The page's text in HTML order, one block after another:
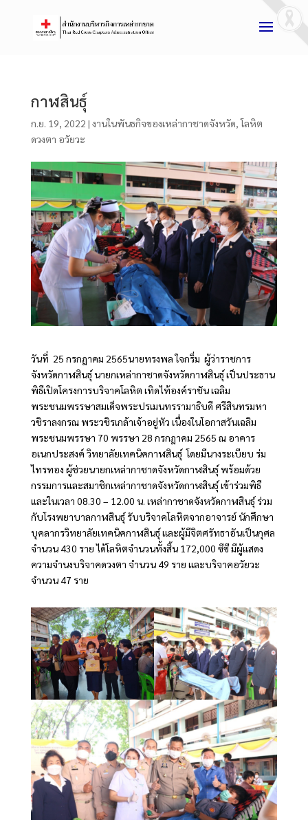
กาฬสินธุ์
ก.ย. 19, 2022 | งานในพันธกิจของเหล่ากาชาดจังหวัด,โลหิต
ดวงตา อวัยวะ
วันที่ 25 กรกฎาคม 2565นายทรงพล ใจกริ่ม ผู้ว่าราชการ
จังหวัดกาฬสินธ์ุ นายกเหล่ากาชาดจังหวัดกาฬสินธุ์ เป็นประธาน
พิธีเปิดโครงการบริจาคโลหิต เทิดไท้องค์ราชัน เฉลิม
พระชนมพรรษาสมเด็จพระปรเมนทรรามาธิบดี ศรีสินทรมหา
วชิราลงกรณ พระวชิรเกล้าเจ้าอยู่หัว เนื่องในโอกาสวันเฉลิม
พระชนมพรรษา 70 พรรษา 28 กรกฎาคม 2565 ณ อาคาร
อเนกประสงค์ วิทยาลัยเทคนิคกาฬสินธ์ุ โดยมีนางระเบียบ ร่ม
ไทรทอง ผู้ช่วยนายกเหล่ากาชาดจังหวัดกาฬสินธ์ุ พร้อมด้วย
กรรมการและสมาชิกเหล่ากาชาดจังหวัดกาฬสินธ์ุ เข้าร่วมพิธี
และในเวลา 08.30 – 12.00 น. เหล่ากาชาดจังหวัดกาฬสินธุ์ ร่วม
กับโรงพยาบาลกาฬสินธุ์ รับบริจาคโลหิตจากอาจารย์ นักศึกษา
บุคลากรวิทยาลัยเทคนิคกาฬสินธุ์ และผู้มีจิตศรัทธาอันเป็นกุศล
จำนวน 430 ราย ได้โลหิตจำนวนทั้งสิ้น 172,000 ซีซี มีผู้แสดง
ความจำนงบริจาคดวงตา จำนวน 49 ราย และบริจาคอวัยวะ
จำนวน 47 ราย